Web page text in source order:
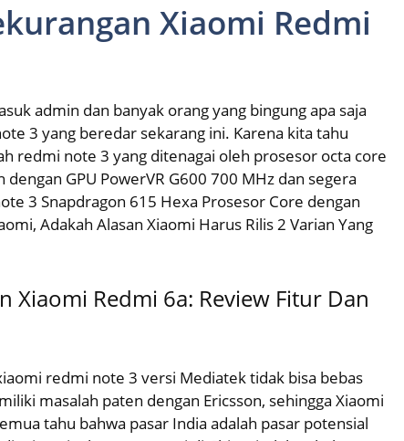
Xiaomi Redmi
admin dan banyak orang yang bingung apa saja
3 yang beredar sekarang ini. Karena kita tahu
redmi note 3 yang ditenagai oleh prosesor octa core
GPU PowerVR G600 700 MHz dan segera
3 Snapdragon 615 Hexa Prosesor Core dengan
Adakah Alasan Xiaomi Harus Rilis 2 Varian Yang
Xiaomi Redmi 6a: Review Fitur Dan
redmi note 3 versi Mediatek tidak bisa bebas
masalah paten dengan Ericsson, sehingga Xiaomi
tahu bahwa pasar India adalah pasar potensial